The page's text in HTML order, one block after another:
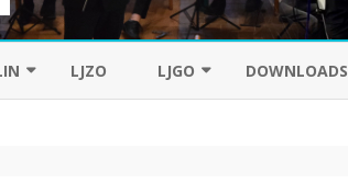
content
LJZO LJGO DOWNLOADS